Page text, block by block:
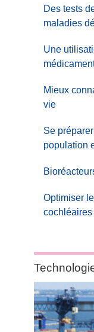
Des tests
maladies
Une
Mieux
vie
Se
population
Optimiser
cochléaires
Category:
industrielles